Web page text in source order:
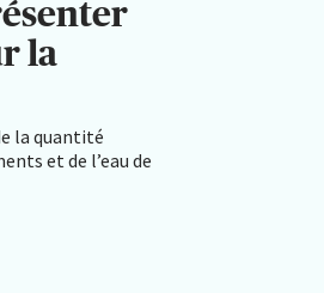
la
la quantité
et de l’eau de